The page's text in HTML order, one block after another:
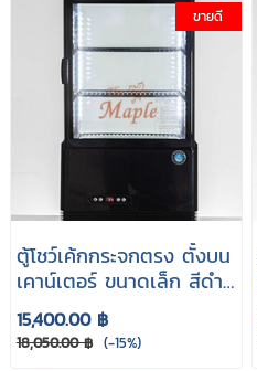
ขายดี
ตู้โชว์เค้กกระจกตรง ตั้งบน
เคาน์เตอร์ ขนาดเล็ก สีดำ
AC-58B
15,400.00 ฿
18,050.00 ฿ (-15%)